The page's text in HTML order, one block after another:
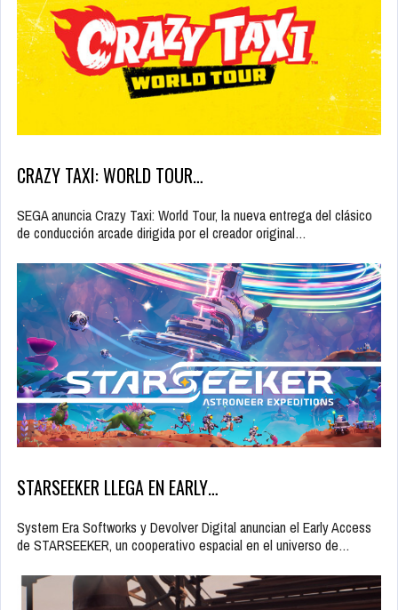
CRAZY TAXI: WORLD TOUR…
SEGA anuncia Crazy Taxi: World Tour, la nueva entrega del clásico
de conducción arcade dirigida por el creador original…
STARSEEKER LLEGA EN EARLY…
System Era Softworks y Devolver Digital anuncian el Early Access
de STARSEEKER, un cooperativo espacial en el universo de…